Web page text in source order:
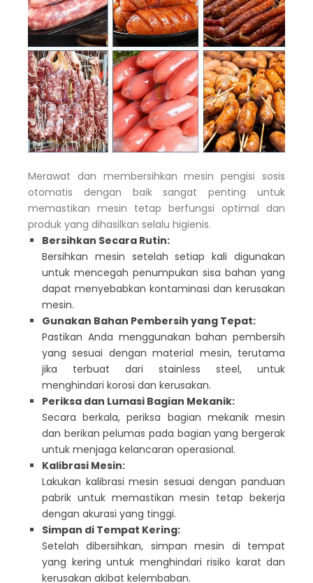
Merawat dan membersihkan mesin pengisi sosis
otomatis dengan baik sangat penting untuk
memastikan mesin tetap berfungsi optimal dan
produk yang dihasilkan selalu higienis.
Bersihkan Secara Rutin:
Bersihkan mesin setelah setiap kali digunakan
untuk mencegah penumpukan sisa bahan yang
dapat menyebabkan kontaminasi dan kerusakan
mesin.
Gunakan Bahan Pembersih yang Tepat:
Pastikan Anda menggunakan bahan pembersih
yang sesuai dengan material mesin, terutama
jika terbuat dari stainless steel, untuk
menghindari korosi dan kerusakan.
Periksa dan Lumasi Bagian Mekanik:
Secara berkala, periksa bagian mekanik mesin
dan berikan pelumas pada bagian yang bergerak
untuk menjaga kelancaran operasional.
Kalibrasi Mesin:
Lakukan kalibrasi mesin sesuai dengan panduan
pabrik untuk memastikan mesin tetap bekerja
dengan akurasi yang tinggi.
Simpan di Tempat Kering:
Setelah dibersihkan, simpan mesin di tempat
yang kering untuk menghindari risiko karat dan
kerusakan akibat kelembaban.